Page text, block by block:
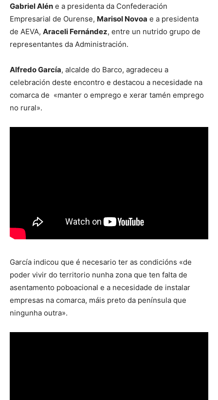
Gabriel Alén e a presidenta da Confederación
Empresarial de Ourense, Marisol Novoa e a presidenta
de AEVA, Araceli Fernández, entre un nutrido grupo de
representantes da Administración.
Alfredo García, alcalde do Barco, agradeceu a
celebración deste encontro e destacou a necesidade na
comarca de «manter o emprego e xerar tamén emprego
no rural».
García indicou que é necesario ter as condicións «de
poder vivir do territorio nunha zona que ten falta de
asentamento poboacional e a necesidade de instalar
empresas na comarca, máis preto da península que
ningunha outra».